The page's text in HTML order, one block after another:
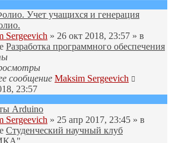
Учет учащихся и генерация
Sergeevich » 26 окт 2018, 23:57 » в
Разработка программного обеспечения
сообщение Maksim Sergeevich
23:57
Arduino
Sergeevich » 25 апр 2017, 23:45 » в
Студенческий научный клуб